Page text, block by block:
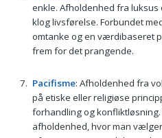
enkle. Afholdenhed fra
klog livsførelse. Forbundet
omtanke og en værdibaseret
frem for det prangende.
Pacifisme: Afholdenhed fra
på etiske eller religiøse
forhandling og
afholdenhed, hvor man